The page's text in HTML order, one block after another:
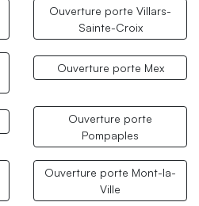
Ouverture porte Villars-
Sainte-Croix
Ouverture porte Mex
Ouverture porte
Pompaples
Ouverture porte Mont-la-
Ville